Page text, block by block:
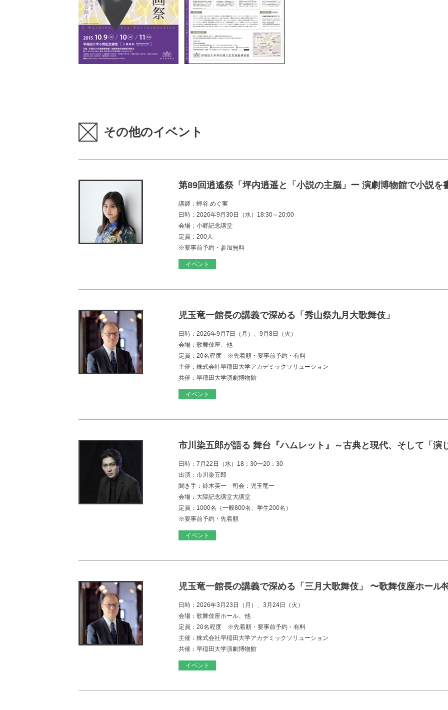
その他のイベント
第89回逍遙祭「坪内逍遥と「小説の主脳」ー 演劇博物館で小説を
講師：蝉谷 めぐ実
日時：2026年9月30日（水）18:30～20:00
会場：小野記念講堂
定員：200人
※要事前予約・参加無料
イベント
児玉竜一館長の講義で深める「秀山祭九月大歌舞伎」
日時：2026年9月7日（月）、9月8日（火）
会場：歌舞伎座、他
定員：20名程度 ※先着順・要事前予約・有料
主催：株式会社早稲田大学アカデミックソリューション
共催：早稲田大学演劇博物館
イベント
市川染五郎が語る 舞台『ハムレット』～古典と現代、そして「演
日時：7月22日（水）18：30〜20：30
出演：市川染五郎
聞き手：鈴木英一 司会：児玉竜一
会場：大隈記念講堂大講堂
定員：1000名（一般800名、学生200名）
※要事前予約・先着順
イベント
児玉竜一館長の講義で深める「三月大歌舞伎」 〜歌舞伎座ホール
日時：2026年3月23日（月）、3月24日（火）
会場：歌舞伎座ホール、他
定員：20名程度 ※先着順・要事前予約・有料
主催：株式会社早稲田大学アカデミックソリューション
共催：早稲田大学演劇博物館
イベント